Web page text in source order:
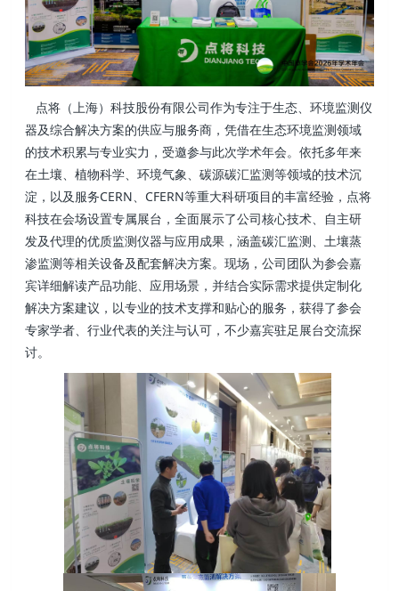
点将（上海）科技股份有限公司作为专注于生态、环境监测仪
器及综合解决方案的供应与服务商，凭借在生态环境监测领域
的技术积累与专业实力，受邀参与此次学术年会。依托多年来
在土壤、植物科学、环境气象、碳源碳汇监测等领域的技术沉
淀，以及服务CERN、CFERN等重大科研项目的丰富经验，点将
科技在会场设置专属展台，全面展示了公司核心技术、自主研
发及代理的优质监测仪器与应用成果，涵盖碳汇监测、土壤蒸
渗监测等相关设备及配套解决方案。现场，公司团队为参会嘉
宾详细解读产品功能、应用场景，并结合实际需求提供定制化
解决方案建议，以专业的技术支撑和贴心的服务，获得了参会
专家学者、行业代表的关注与认可，不少嘉宾驻足展台交流探
讨。